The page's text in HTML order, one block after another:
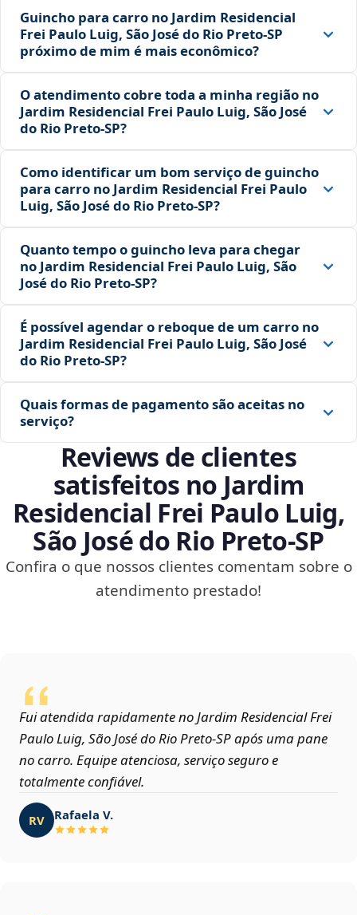
Guincho para carro no Jardim Residencial
Frei Paulo Luig, São José do Rio Preto‑SP
próximo de mim é mais econômico?
O atendimento cobre toda a minha região no
Jardim Residencial Frei Paulo Luig, São José
do Rio Preto‑SP?
Como identificar um bom serviço de guincho
para carro no Jardim Residencial Frei Paulo
Luig, São José do Rio Preto‑SP?
Quanto tempo o guincho leva para chegar
no Jardim Residencial Frei Paulo Luig, São
José do Rio Preto‑SP?
É possível agendar o reboque de um carro no
Jardim Residencial Frei Paulo Luig, São José
do Rio Preto‑SP?
Quais formas de pagamento são aceitas no
serviço?
Reviews de clientes
satisfeitos no Jardim
Residencial Frei Paulo Luig,
São José do Rio Preto‑SP
Confira o que nossos clientes comentam sobre o
atendimento prestado!
Fui atendida rapidamente no Jardim Residencial Frei
Paulo Luig, São José do Rio Preto‑SP após uma pane
no carro. Equipe atenciosa, serviço seguro e
totalmente confiável.
RV Rafaela V.